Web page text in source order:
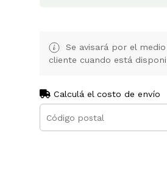
Se avisará por el
cliente cuando está
Calculá el costo de envío